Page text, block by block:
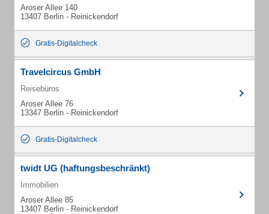
Aroser Allee 140
13407 Berlin - Reinickendorf
Gratis-Digitalcheck
Travelcircus GmbH
Reisebüros
Aroser Allee 76
13347 Berlin - Reinickendorf
Gratis-Digitalcheck
twidt UG (haftungsbeschränkt)
Immobilien
Aroser Allee 85
13407 Berlin - Reinickendorf